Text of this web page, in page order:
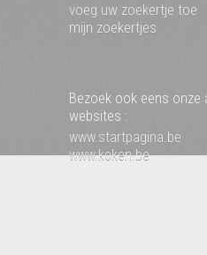
voeg uw zoekertje toe
mijn zoekertjes
Bezoek ook eens onze
websites :
www.startpagina.be
www.koken.be